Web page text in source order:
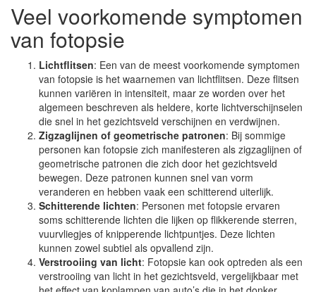
Veel voorkomende symptomen
van fotopsie
Lichtflitsen: Een van de meest voorkomende symptomen
van fotopsie is het waarnemen van lichtflitsen. Deze flitsen
kunnen variëren in intensiteit, maar ze worden over het
algemeen beschreven als heldere, korte lichtverschijnselen
die snel in het gezichtsveld verschijnen en verdwijnen.
Zigzaglijnen of geometrische patronen: Bij sommige
personen kan fotopsie zich manifesteren als zigzaglijnen of
geometrische patronen die zich door het gezichtsveld
bewegen. Deze patronen kunnen snel van vorm
veranderen en hebben vaak een schitterend uiterlijk.
Schitterende lichten: Personen met fotopsie ervaren
soms schitterende lichten die lijken op flikkerende sterren,
vuurvliegjes of knipperende lichtpuntjes. Deze lichten
kunnen zowel subtiel als opvallend zijn.
Verstrooiing van licht: Fotopsie kan ook optreden als een
verstrooiing van licht in het gezichtsveld, vergelijkbaar met